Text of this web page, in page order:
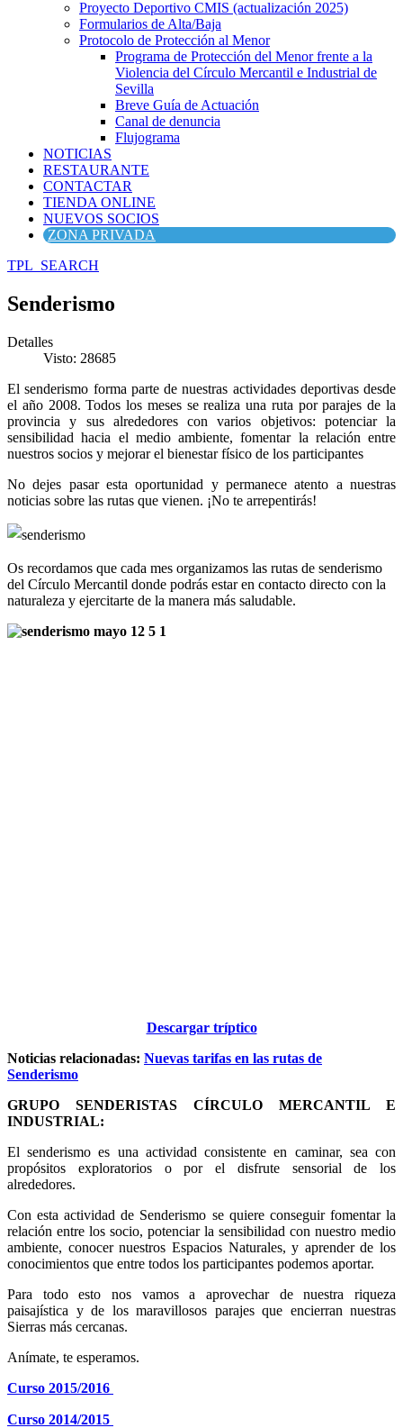
Proyecto Deportivo CMIS (actualización 2025)
Formularios de Alta/Baja
Protocolo de Protección al Menor
Programa de Protección del Menor frente a la
Violencia del Círculo Mercantil e Industrial de
Sevilla
Breve Guía de Actuación
Canal de denuncia
Flujograma
NOTICIAS
RESTAURANTE
CONTACTAR
TIENDA ONLINE
NUEVOS SOCIOS
ZONA PRIVADA
TPL_SEARCH
Senderismo
Detalles
Visto: 28685
El senderismo forma parte de nuestras actividades deportivas desde
el año 2008. Todos los meses se realiza una ruta por parajes de la
provincia y sus alrededores con varios objetivos: potenciar la
sensibilidad hacia el medio ambiente, fomentar la relación entre
nuestros socios y mejorar el bienestar físico de los participantes
No dejes pasar esta oportunidad y permanece atento a nuestras
noticias sobre las rutas que vienen. ¡No te arrepentirás!
Os recordamos que cada mes organizamos las rutas de senderismo
del Círculo Mercantil donde podrás estar en contacto directo con la
naturaleza y ejercitarte de la manera más saludable.
Descargar tríptico
Noticias relacionadas: Nuevas tarifas en las rutas de
Senderismo
GRUPO SENDERISTAS CÍRCULO MERCANTIL E
INDUSTRIAL:
El senderismo es una actividad consistente en caminar, sea con
propósitos exploratorios o por el disfrute sensorial de los
alrededores.
Con esta actividad de Senderismo se quiere conseguir fomentar la
relación entre los socio, potenciar la sensibilidad con nuestro medio
ambiente, conocer nuestros Espacios Naturales, y aprender de los
conocimientos que entre todos los participantes podemos aportar.
Para todo esto nos vamos a aprovechar de nuestra riqueza
paisajística y de los maravillosos parajes que encierran nuestras
Sierras más cercanas.
Anímate, te esperamos.
Curso 2015/2016
Curso 2014/2015